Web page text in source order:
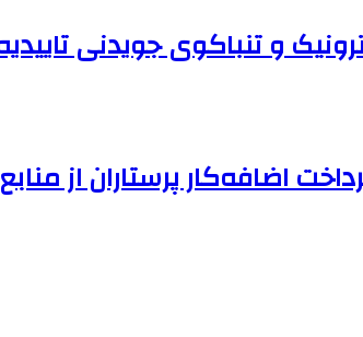
و تنباکوی جویدنی تاییدیه
اضافه‌کار پرستاران از